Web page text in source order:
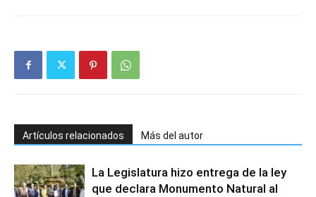
Artículos relacionados Más del autor
La Legislatura hizo entrega de la ley
que declara Monumento Natural al